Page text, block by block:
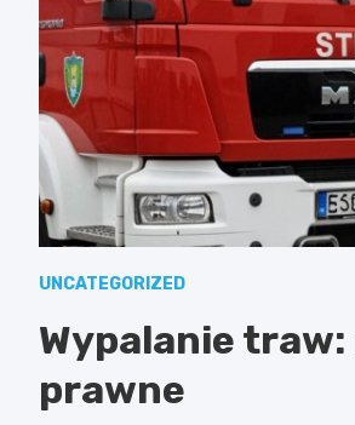
UNCATEGORIZED
Wypalanie
prawne